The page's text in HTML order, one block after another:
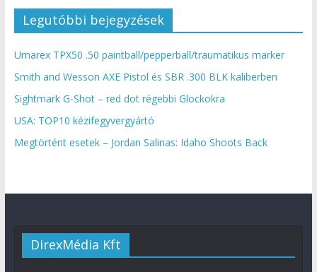
Legutóbbi bejegyzések
Umarex TPX50 .50 paintball/pepperball/traumatikus marker
Smith and Wesson AXE Pistol és SBR .300 BLK kaliberben
Sightmark G-Shot – red dot régebbi Glockokra
USA: TOP10 kézifegyvergyártó
Megtörtént esetek – Jordan Salinas: Idaho Shoots Back
DirexMédia Kft